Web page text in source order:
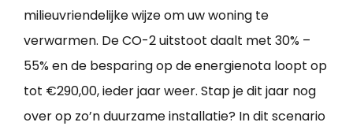
milieuvriendelijke wijze om uw woning te
verwarmen. De CO-2 uitstoot daalt met 30% –
55% en de besparing op de energienota loopt op
tot €290,00, ieder jaar weer. Stap je dit jaar nog
over op zo’n duurzame installatie? In dit scenario